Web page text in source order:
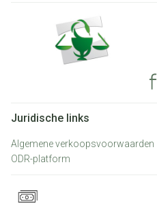
Juridische links
Algemene verkoopsvoorwaarden
ODR-platform